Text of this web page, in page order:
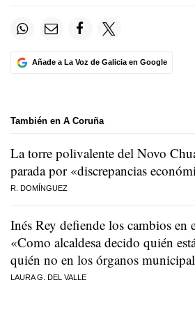
Añade a La Voz de Galicia en Google
También en A Coruña
La torre polivalente del Novo
parada por «discrepancias
R. DOMÍNGUEZ
Inés Rey defiende los cambios en
«Como alcaldesa decido quién
quién no en los órganos
LAURA G. DEL VALLE